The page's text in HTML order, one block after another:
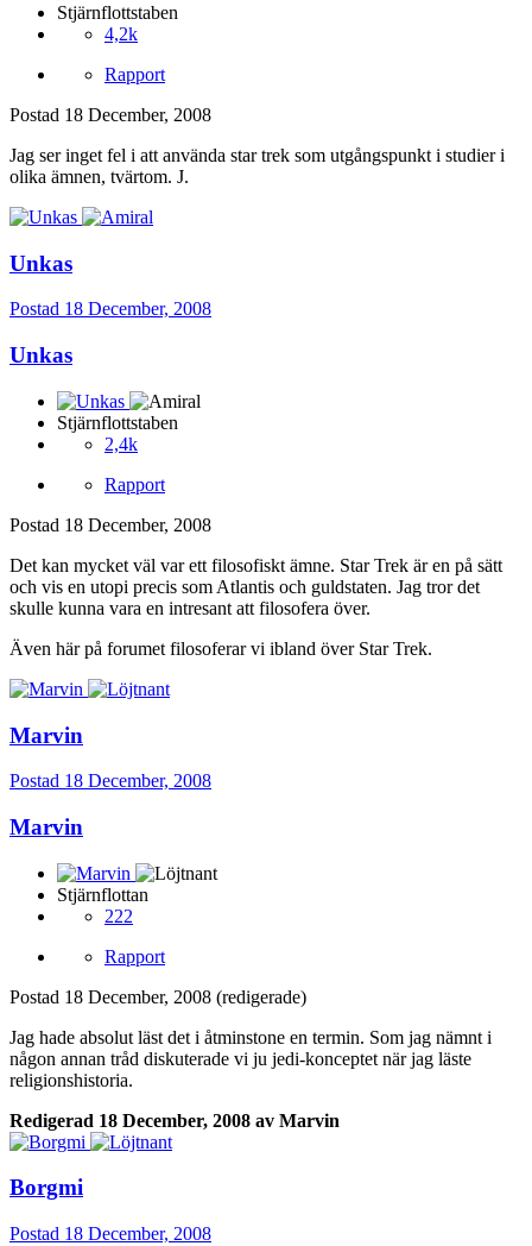
Stjärnflottstaben
4,2k
Rapport
Postad 18 December, 2008
Jag ser inget fel i att använda star trek som utgångspunkt i studier i
olika ämnen, tvärtom. J.
Unkas
Postad 18 December, 2008
Unkas
Stjärnflottstaben
2,4k
Rapport
Postad 18 December, 2008
Det kan mycket väl var ett filosofiskt ämne. Star Trek är en på sätt
och vis en utopi precis som Atlantis och guldstaten. Jag tror det
skulle kunna vara en intresant att filosofera över.
Även här på forumet filosoferar vi ibland över Star Trek.
Marvin
Postad 18 December, 2008
Marvin
Stjärnflottan
222
Rapport
Postad 18 December, 2008 (redigerade)
Jag hade absolut läst det i åtminstone en termin. Som jag nämnt i
någon annan tråd diskuterade vi ju jedi-konceptet när jag läste
religionshistoria.
Redigerad 18 December, 2008 av Marvin
Borgmi
Postad 18 December, 2008